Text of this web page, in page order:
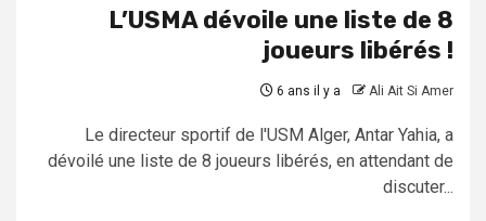
L’USMA dévoile une liste de 8
joueurs libérés !
6 ans il y a Ali Ait Si Amer
Le directeur sportif de l'USM Alger, Antar Yahia, a
dévoilé une liste de 8 joueurs libérés, en attendant de
discuter...